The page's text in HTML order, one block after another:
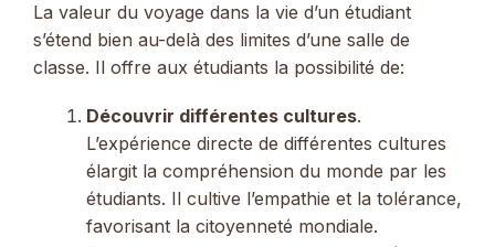
La valeur du voyage dans la vie d’un étudiant
s’étend bien au-delà des limites d’une salle de
classe. Il offre aux étudiants la possibilité de:
Découvrir différentes cultures.
L’expérience directe de différentes cultures
élargit la compréhension du monde par les
étudiants. Il cultive l’empathie et la tolérance,
favorisant la citoyenneté mondiale.